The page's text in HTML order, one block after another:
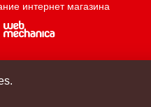
интернет магазина